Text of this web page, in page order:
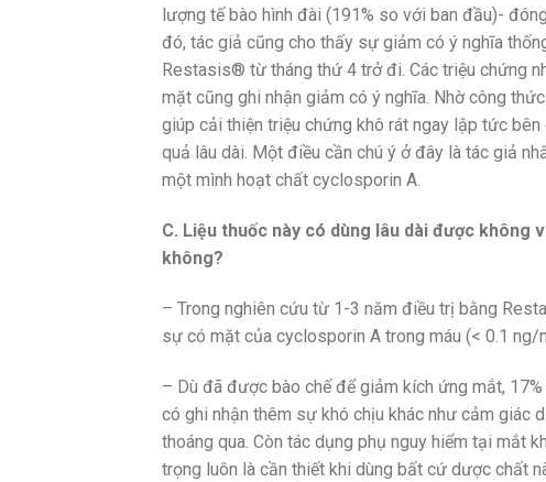
lượng tế bào hình đài (191% so với ban đầu)-
đó, tác giả cũng cho thấy sự giảm có ý nghĩa
Restasis® từ tháng thứ 4 trở đi. Các triệu chứng
mặt cũng ghi nhận giảm có ý nghĩa. Nhờ công
giúp cải thiện triệu chứng khô rát ngay lập tức
quả lâu dài. Một điều cần chú ý ở đây là tác giả
một mình hoạt chất cyclosporin A.
C. Liệu thuốc này có dùng lâu dài được
không?
– Trong nghiên cứu từ 1-3 năm điều trị bằng
sự có mặt của cyclosporin A trong máu (< 0.1
– Dù đã được bào chế để giảm kích ứng mắt,
có ghi nhận thêm sự khó chịu khác như cảm giác
thoáng qua. Còn tác dụng phụ nguy hiểm tại mắt
trọng luôn là cần thiết khi dùng bất cứ dược chất